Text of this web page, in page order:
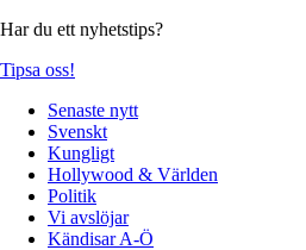
Har du ett nyhetstips?
Tipsa oss!
Senaste nytt
Svenskt
Kungligt
Hollywood & Världen
Politik
Vi avslöjar
Kändisar A-Ö